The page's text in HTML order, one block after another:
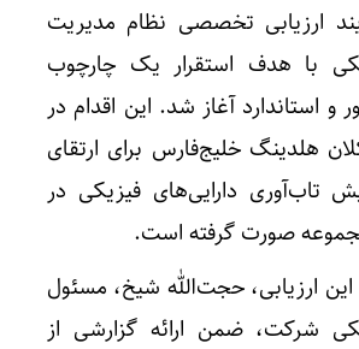
ارزیابی تخصصی نظام مدیریت
با هدف استقرار یک چارچوب
استاندارد آغاز شد. این اقدام در
هلدینگ خلیج‌فارس برای ارتقای
تاب‌آوری دارایی‌های فیزیکی در
صورت گرفته است.
این ارزیابی، حجت‌الله شیخ، مسئول
شرکت، ضمن ارائه گزارشی از